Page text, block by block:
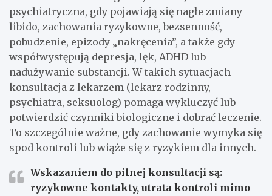
psychiatryczna, gdy pojawiają się nagłe zmiany
libido, zachowania ryzykowne, bezsenność,
pobudzenie, epizody „nakręcenia”, a także gdy
współwystępują depresja, lęk, ADHD lub
nadużywanie substancji. W takich sytuacjach
konsultacja z lekarzem (lekarz rodzinny,
psychiatra, seksuolog) pomaga wykluczyć lub
potwierdzić czynniki biologiczne i dobrać leczenie.
To szczególnie ważne, gdy zachowanie wymyka się
spod kontroli lub wiąże się z ryzykiem dla innych.
Wskazaniem do pilnej konsultacji są:
ryzykowne kontakty, utrata kontroli mimo